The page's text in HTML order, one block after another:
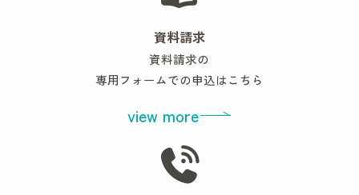
資料請求
資料請求の
専用フォームでの申込はこちら
view more